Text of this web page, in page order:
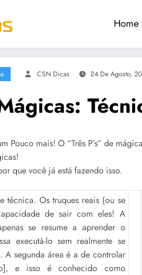
Home
CSN Dicas 24 De Agosto,
Pouco mais! O “Três P’s” de
que você já está fazendo isso.
técnica. Os truques reais (ou se
de sair com eles! A
se resume a aprender o
executá-lo sem realmente se
A segunda área é a de controlar
e isso é conhecido como